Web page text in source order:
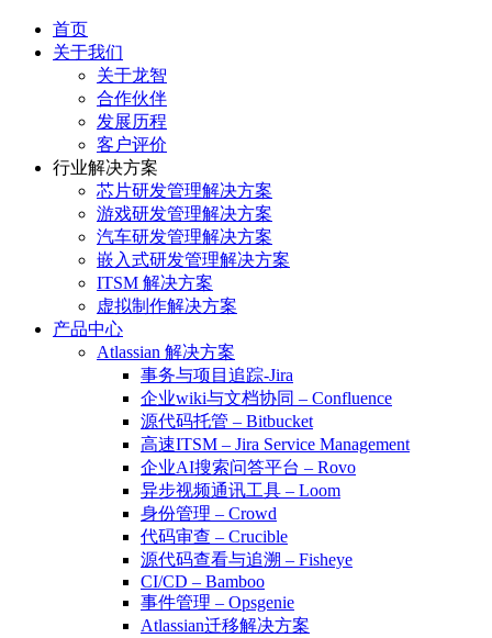
首页
关于我们
关于龙智
合作伙伴
发展历程
客户评价
行业解决方案
芯片研发管理解决方案
游戏研发管理解决方案
汽车研发管理解决方案
嵌入式研发管理解决方案
ITSM 解决方案
虚拟制作解决方案
产品中心
Atlassian 解决方案
事务与项目追踪-Jira
企业wiki与文档协同 – Confluence
源代码托管 – Bitbucket
高速ITSM – Jira Service Management
企业AI搜索问答平台 – Rovo
异步视频通讯工具 – Loom
身份管理 – Crowd
代码审查 – Crucible
源代码查看与追溯 – Fisheye
CI/CD – Bamboo
事件管理 – Opsgenie
Atlassian迁移解决方案